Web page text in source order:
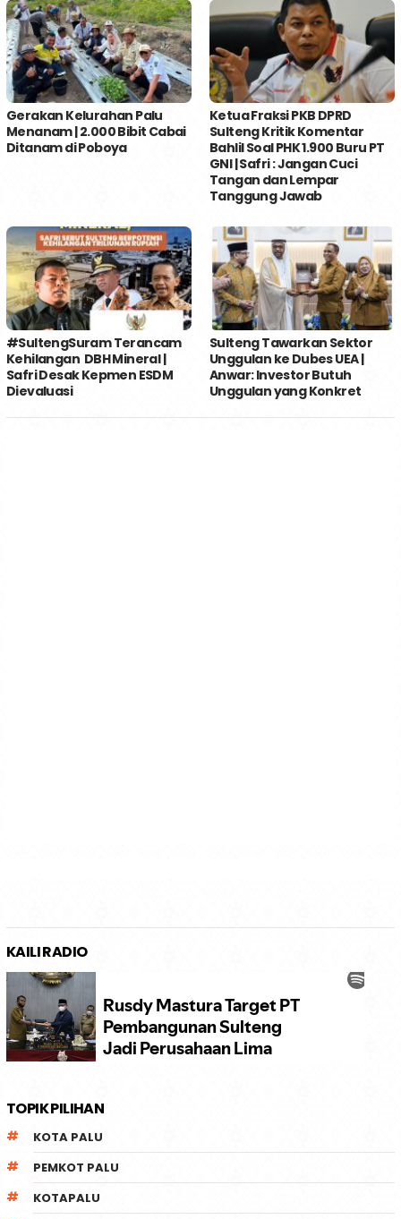
Gerakan Kelurahan Palu
Menanam | 2.000 Bibit Cabai
Ditanam di Poboya
Ketua Fraksi PKB DPRD
Sulteng Kritik Komentar
Bahlil Soal PHK 1.900 Buru PT
GNI | Safri : Jangan Cuci
Tangan dan Lempar
Tanggung Jawab
#SultengSuram Terancam
Kehilangan DBH Mineral |
Safri Desak Kepmen ESDM
Dievaluasi
Sulteng Tawarkan Sektor
Unggulan ke Dubes UEA |
Anwar: Investor Butuh
Unggulan yang Konkret
KAILI RADIO
TOPIK PILIHAN
KOTA PALU
PEMKOT PALU
KOTAPALU